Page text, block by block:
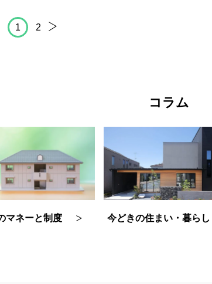
1 2
コラム
マネーと制度 今どきの住まい・暮らし